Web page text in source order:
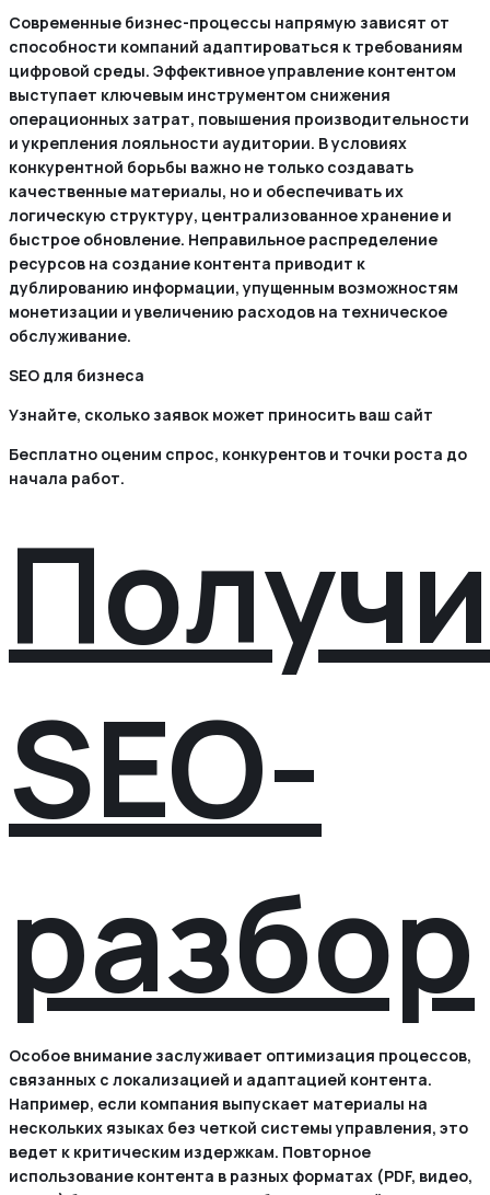
Современные бизнес-процессы напрямую зависят от
способности компаний адаптироваться к требованиям
цифровой среды. Эффективное управление контентом
выступает ключевым инструментом снижения
операционных затрат, повышения производительности
и укрепления лояльности аудитории. В условиях
конкурентной борьбы важно не только создавать
качественные материалы, но и обеспечивать их
логическую структуру, централизованное хранение и
быстрое обновление. Неправильное распределение
ресурсов на создание контента приводит к
дублированию информации, упущенным возможностям
монетизации и увеличению расходов на техническое
обслуживание.
SEO для бизнеса
Узнайте, сколько заявок может приносить ваш сайт
Бесплатно оценим спрос, конкурентов и точки роста до
начала работ.
SEO-
разбор
Особое внимание заслуживает оптимизация процессов,
связанных с локализацией и адаптацией контента.
Например, если компания выпускает материалы на
нескольких языках без четкой системы управления, это
ведет к критическим издержкам. Повторное
использование контента в разных форматах (PDF, видео,